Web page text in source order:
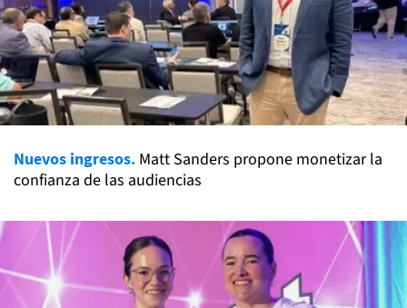
Nuevos ingresos. Matt Sanders propone monetizar la
confianza de las audiencias